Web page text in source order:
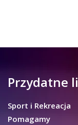
Przydatne
Sport i Rekreacja
Pomagamy